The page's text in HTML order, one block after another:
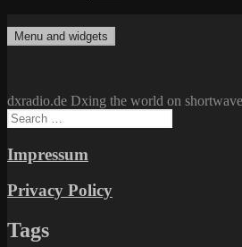
to
dxradio.de
DXing the world on shortwave
Menu and widgets
dxradio.de Dxing the world on
Search
for:
Impressum
Privacy Policy
Tags